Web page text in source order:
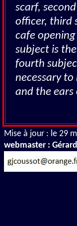
scarf,
officer, third
cafe
subject is
fourth
necessary
and the ears
Mise à jour : le 29
webmaster :